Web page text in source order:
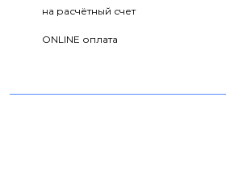
на расчётный счет
ONLINE оплата